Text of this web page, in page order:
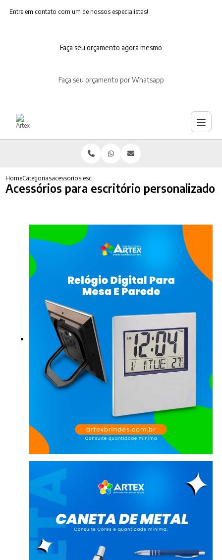
Entre em contato com um de nossos especialistas!
Faça seu orçamento agora mesmo
Faça seu orçamento por Whatsapp
HomeCategoriasacessorios escritorio personalizado
Acessórios para escritório personalizado